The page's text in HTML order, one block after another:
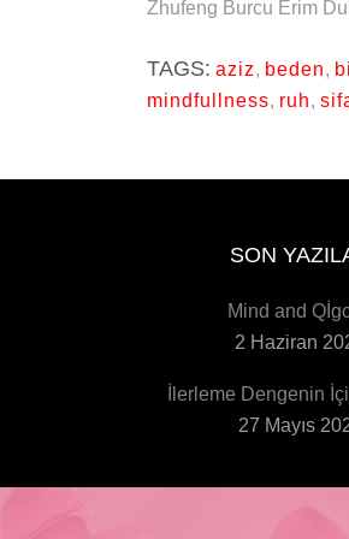
Zhufeng Burcu Erim
TAGS: aziz, beden,
mindfullness, ruh,
SON
Mind and
2 Haziran
İlerleme Dengenin
27 Mayıs